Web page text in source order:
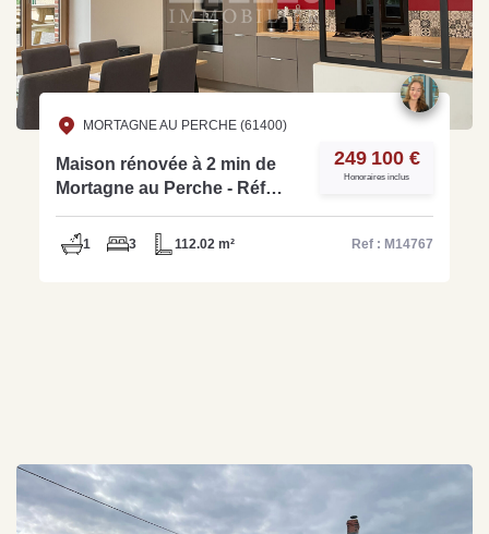
MORTAGNE AU PERCHE (61400)
Maison rénovée à 2 min de
Mortagne au Perche - Réf
M14767
249 100 €
Honoraires inclus
1 3 112.02 m² Ref : M14767